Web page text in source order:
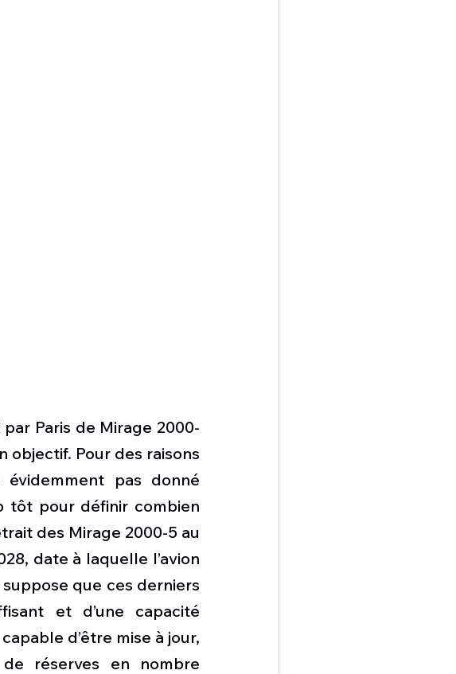
Paris de Mirage 2000-
objectif. Pour des raisons
pas donné
tôt pour définir combien
des Mirage 2000-5 au
date à laquelle l’avion
suppose que ces derniers
et d’une capacité
d’être mise à jour,
réserves en nombre